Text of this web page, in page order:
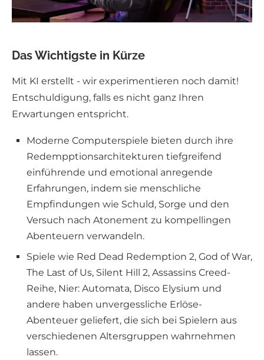
Das Wichtigste in Kürze
Mit KI erstellt - wir experimentieren noch damit!
Entschuldigung, falls es nicht ganz Ihren
Erwartungen entspricht.
Moderne Computerspiele bieten durch ihre
Redempptionsarchitekturen tiefgreifend
einführende und emotional anregende
Erfahrungen, indem sie menschliche
Empfindungen wie Schuld, Sorge und den
Versuch nach Atonement zu kompellingen
Abenteuern verwandeln.
Spiele wie Red Dead Redemption 2, God of War,
The Last of Us, Silent Hill 2, Assassins Creed-
Reihe, Nier: Automata, Disco Elysium und
andere haben unvergessliche Erlöse-
Abenteuer geliefert, die sich bei Spielern aus
verschiedenen Altersgruppen wahrnehmen
lassen.